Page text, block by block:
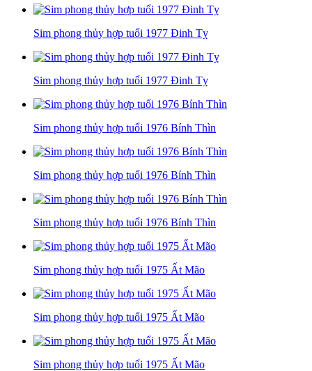
Sim phong thủy hợp tuổi 1977 Đinh Tỵ
Sim phong thủy hợp tuổi 1977 Đinh Tỵ
Sim phong thủy hợp tuổi 1976 Bính Thìn
Sim phong thủy hợp tuổi 1976 Bính Thìn
Sim phong thủy hợp tuổi 1976 Bính Thìn
Sim phong thủy hợp tuổi 1975 Ất Mão
Sim phong thủy hợp tuổi 1975 Ất Mão
Sim phong thủy hợp tuổi 1975 Ất Mão